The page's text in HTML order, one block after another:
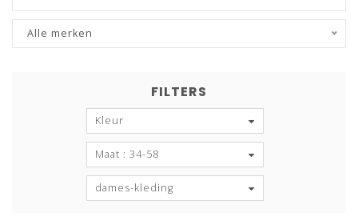
Alle merken
FILTERS
Kleur
Maat : 34-58
dames-kleding